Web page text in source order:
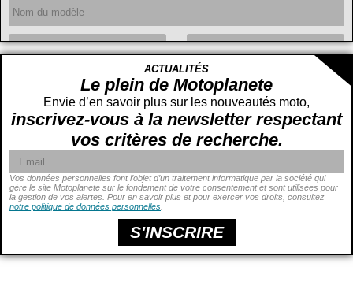
Cylindrée
cc
Puissance
ch -
Prix
cm -
ACTUALITÉS
Le plein de Motoplanete
Envie d’en savoir plus sur les nouveautés moto,
inscrivez-vous à la newsletter respectant
vos critères de recherche.
Vos données personnelles font l’objet d’un traitement informatique par la société qui
gère le site Motoplanete sur le fondement de votre consentement et sont utilisées pour
la gestion de vos alertes. Pour en savoir plus et pour exercer vos droits, consultez
notre politique de données personnelles
S'INSCRIRE